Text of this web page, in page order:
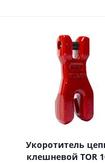
Укоротитель
клешневой TOR